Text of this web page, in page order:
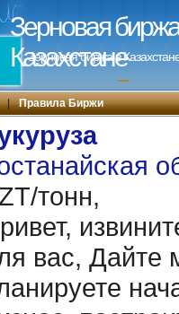
Зерновая
Казахстане
Зерновая биржа в
---
| Правила Биржи
тонн,
вас, Дайте